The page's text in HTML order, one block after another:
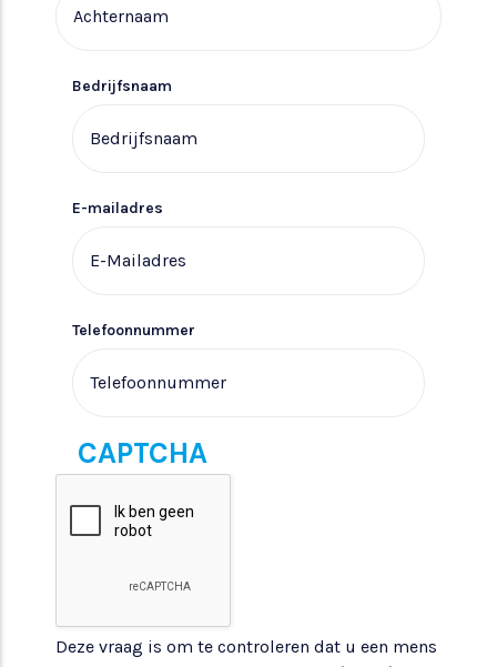
Bedrijfsnaam
E-mailadres
Telefoonnummer
CAPTCHA
Deze vraag is om te controleren dat u een mens